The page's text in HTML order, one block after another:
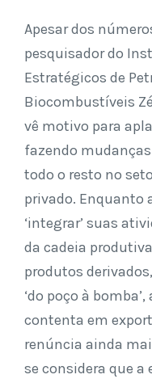
Apesar dos
pesquisador do
Estratégicos de
Biocombustíveis
vê motivo para
fazendo
todo o resto no
privado. Enquanto
‘integrar’ suas
da cadeia
produtos
‘do poço à
contenta em
renúncia ainda
se considera que a